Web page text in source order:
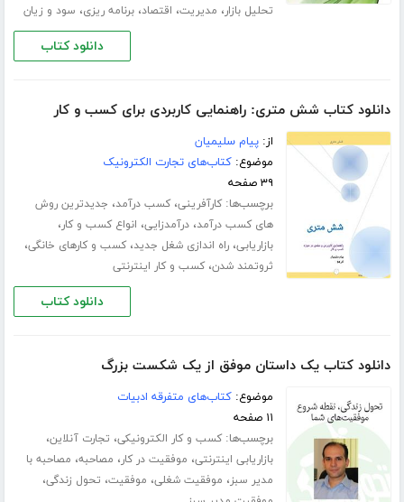
تحلیل بازار، مدیریت، اقتصاد،برنامه ریزی، سود و زیان
دانلود کتاب
دانلود کتاب شش متری: راهنمایی کاربردی برای کسب و کار
از:پیام سلیمیان
موضوع:کتاب‌های تجارت الکترونیک
۳۹ صفحه
برچسب‌ها:کارآفرینی،کسب درآمد، جدیدترین روش
های کسب درآمد،درآمدزایی، انواع کسب و کار،
بازاریابی،راه اندازی شغل جدید،کسب و کارهای خانگی،
ثروتمند شدن،کسب و کار اینترنتی
دانلود کتاب
دانلود کتاب یک داستان موفق از یک شکست بزرگ
موضوع:کتاب‌های متفرقه ادبیات
۱۱ صفحه
برچسب‌ها:کسب و کار الکترونیکی، تجارت آنلاین،
بازاریابی اینترنتی، موفقیت در کار، مصاحبه، مصاحبه با
مدیر سبز، موفقیت شغلی، موفقیت، تحول زندگی،